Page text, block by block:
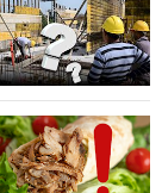
עסקי
ספורט
קריירה
ולימודים